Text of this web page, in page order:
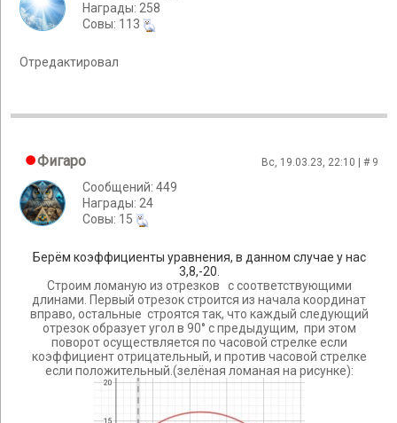
Награды: 258
Cовы: 113
Отредактировал
Фигаро Вс, 19.03.23, 22:10 | # 9
Сообщений: 449
Награды: 24
Cовы: 15
Берём коэффициенты уравнения, в данном случае у нас
3,8,-20.
Строим ломаную из отрезков с соответствующими
длинами. Первый отрезок строится из начала координат
вправо, остальные строятся так, что каждый следующий
отрезок образует угол в 90° с предыдущим, при этом
поворот осуществляется по часовой стрелке если
коэффициент отрицательный, и против часовой стрелке
если положительный.(зелёная ломаная на рисунке):